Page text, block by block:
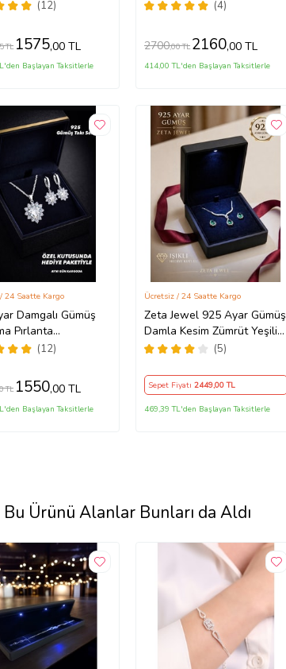
HS
(12)
TL 1575,00 TL
Başlayan Taksitlerle
Seti - DT0505-HS
(4)
2700,00 TL 2160,00 TL
414,00 TL'den Başlayan Taksitlerle
Damgalı Gümüş
Pırlanta
Kalp Taşlı Kolye
(12)
24 Saatte Kargo
TL 1550,00 TL
Başlayan Taksitlerle
Zeta Jewel 925 Ayar Gümüş
Damla Kesim Zümrüt Yeşili
Zirkon Taşlı Kolye Küpe Seti
Kutulu Zarif Kadın Takı Seti
(5)
Ücretsiz / 24 Saatte Kargo
Sepet Fiyatı 2449,00 TL
469,39 TL'den Başlayan Taksitlerle
Bu Ürünü Alanlar Bunları da Aldı